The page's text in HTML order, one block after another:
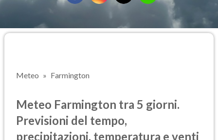
Meteo Farmington
Meteo Farmington tra 5 giorni.
Previsioni del tempo,
precipitazioni, temperatura e venti